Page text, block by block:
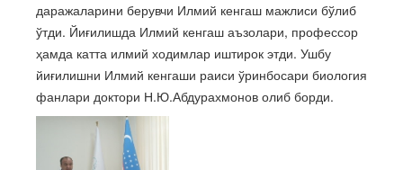
даражаларини берувчи Илмий кенгаш мажлиси бўлиб
ўтди. Йиғилишда Илмий кенгаш аъзолари, профессор
ҳамда катта илмий ходимлар иштирок этди. Ушбу
йиғилишни Илмий кенгаши раиси ўринбосари биология
фанлари доктори Н.Ю.Абдурахмонов олиб борди.